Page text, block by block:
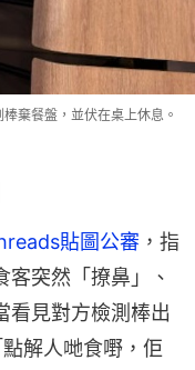
棄餐盤，並伏在桌上休息。
貼圖公審 ，指
突然「撩鼻」、
看見對方檢測棒出
解人哋食嘢，佢